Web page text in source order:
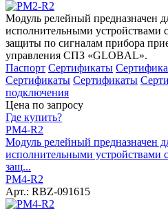
Модуль релейный предназначен
исполнительными устройствами
защиты по сигналам прибора
управления СПЗ «GLOBAL».
Паспорт Сертификаты
Сертификаты Сертификаты
подключения
Цена по запросу
Где купить?
РМ4-R2
Модуль релейный предназначен
исполнительными устройствами
защ...
РМ4-R2
Арт.: RBZ-091615